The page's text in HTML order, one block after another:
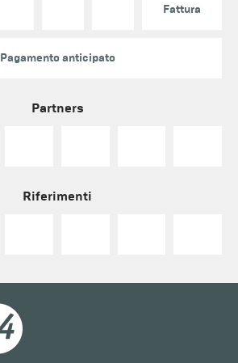
Fattura
Pagamento anticipato
Partners
Riferimenti